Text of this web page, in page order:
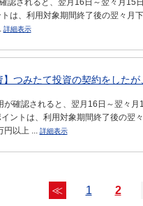
認されると、翌月16日～翌々月15
は、利用対象期間終了後の翌々月
詳細表示
つみたて投資の契約をしたが
確認されると、翌月16日～翌々
ントは、利用対象期間終了後の翌
円以上 ... 詳細表示
≪ 1 2